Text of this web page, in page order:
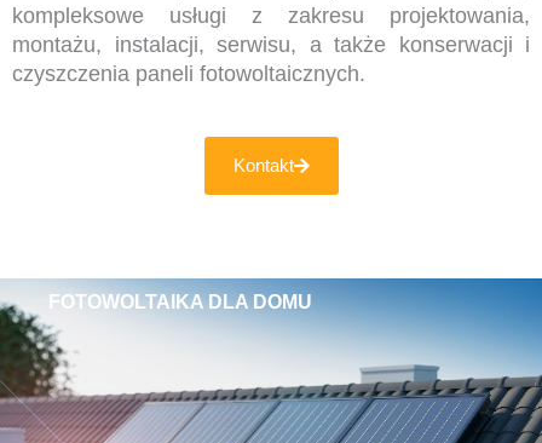
kompleksowe usługi z zakresu projektowania,
montażu, instalacji, serwisu, a także konserwacji i
czyszczenia paneli fotowoltaicznych.
Kontakt
FOTOWOLTAIKA DLA DOMU